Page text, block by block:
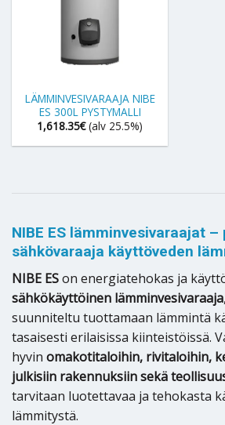
LÄMMINVESIVARAAJA NIBE
ES 300L PYSTYMALLI
1,618.35€ (alv 25.5%)
NIBE ES lämminvesivaraajat
sähkövaraaja käyttöveden
NIBE ESon energiatehokas ja
sähkökäyttöinen lämminvesivaraaja
suunniteltu tuottamaan lämmintä
tasaisesti erilaisissa kiinteistöissä.
hyvin omakotitaloihin, rivitaloihin,
julkisiin rakennuksiin sekä
tarvitaan luotettavaa ja tehokasta
lämmitystä.